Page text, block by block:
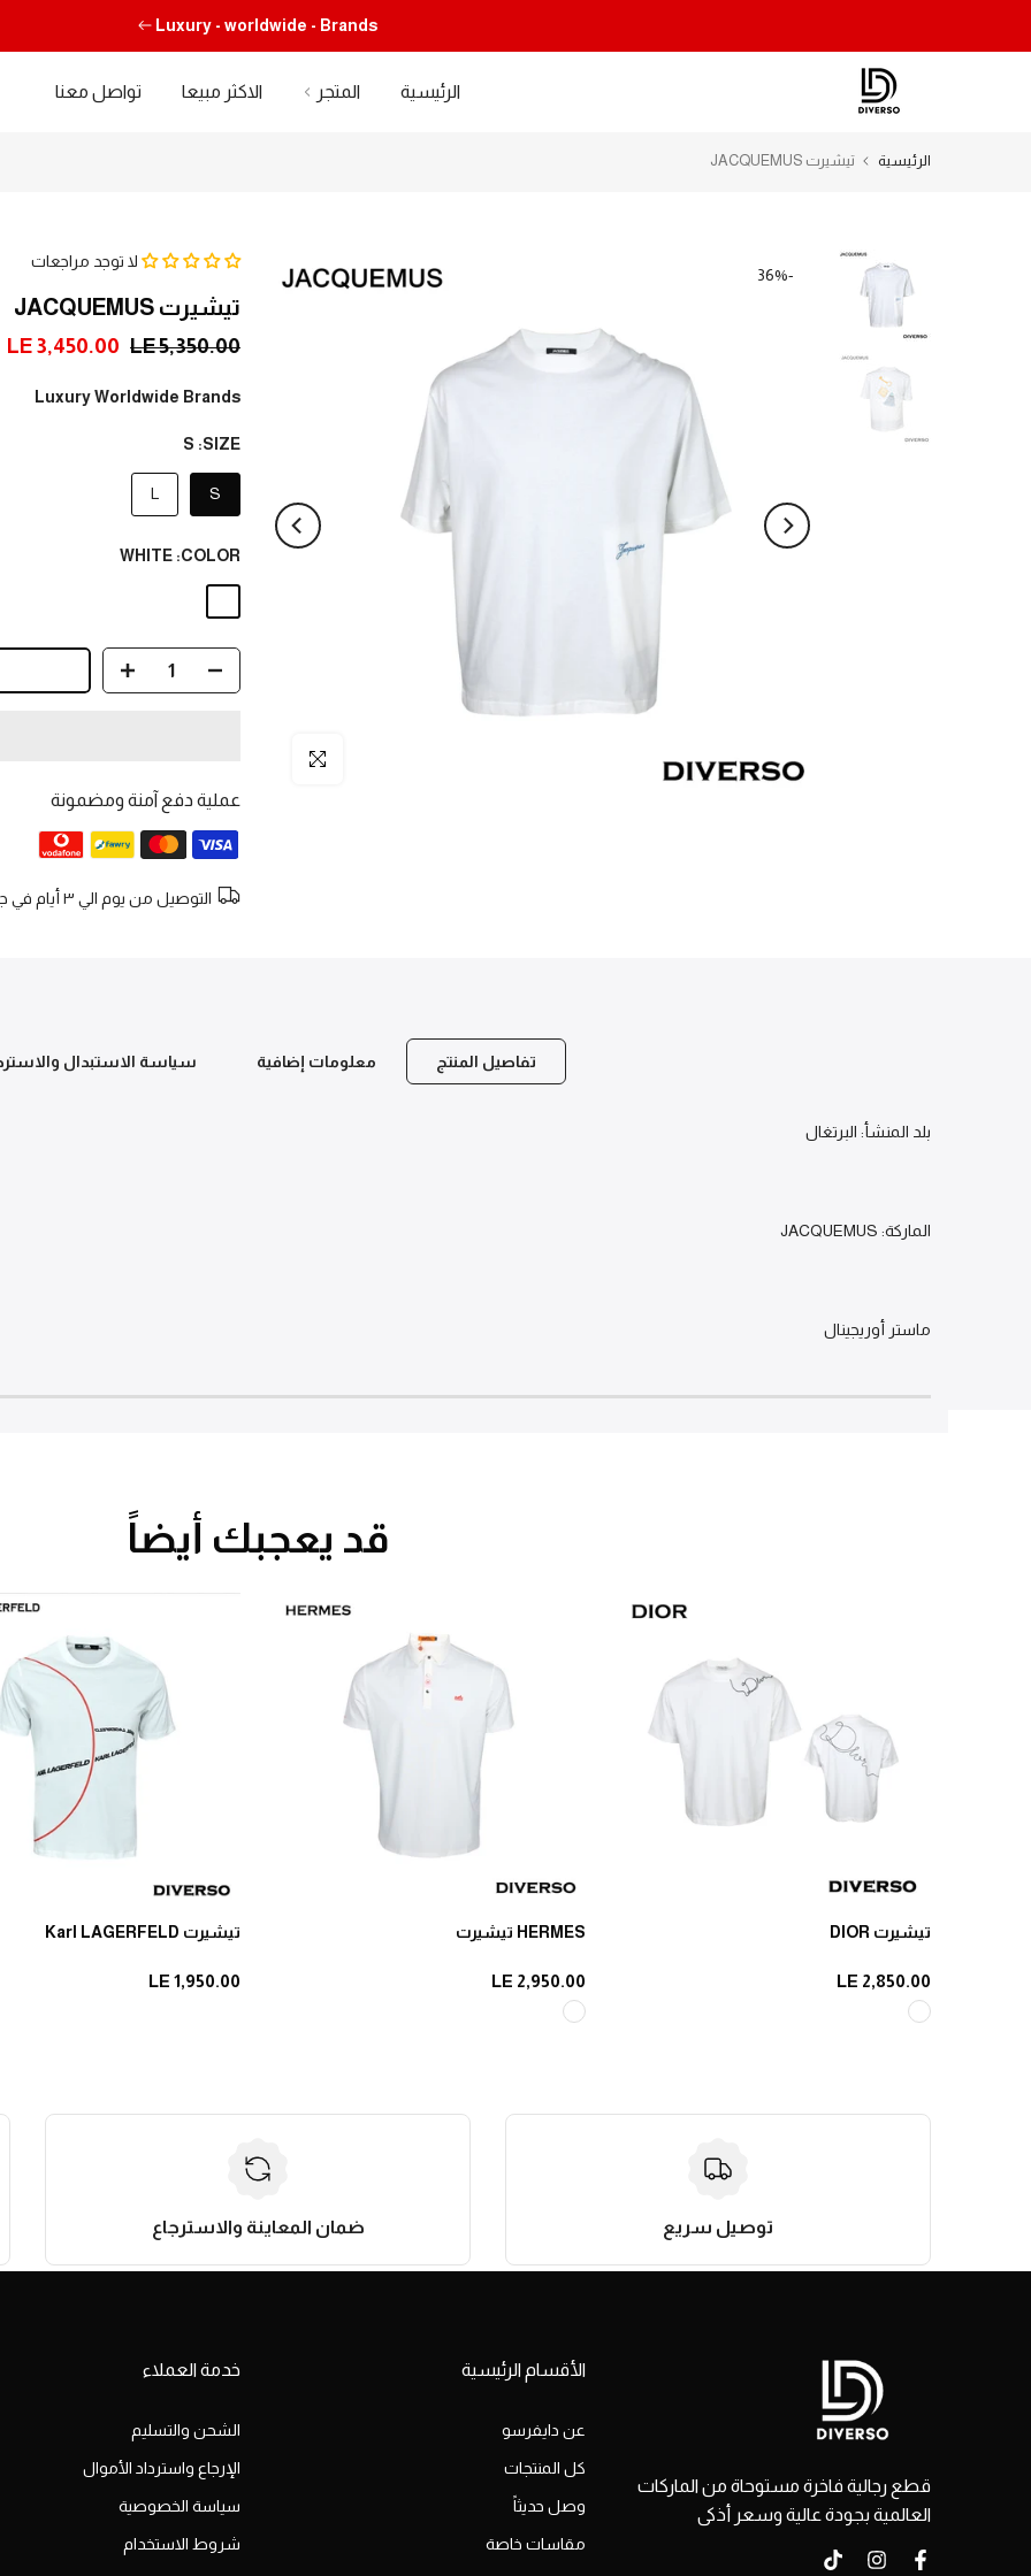
إلى
Luxury - worldwide - Brands
الرئيسية المتجر الاكثر مبيعا تواصل معنا
الرئيسية تيشيرت JACQUEMUS
-36%
انقر للتكبير
لا توجد مراجعات
تيشيرت JACQUEMUS
LE 5,350.00
LE 3,450.00
Luxury Worldwide Brands
SIZE:
S
S
L
COLOR:
WHITE
عملية دفع آمنة ومضمونة
التوصيل من يوم الي ٣ أيام في جميع انحاء الجمهورية
تفاصيل المنتج معلومات إضافية سياسة الاستبدال
بلد المنشأ: البرتغال
الماركة: JACQUEMUS
ماستر أوريجينال
قد يعجبك أيضاً
تيشيرت DIOR
LE 2,850.00
HERMES تيشيرت
LE 2,950.00
تيشيرت Karl LAGERFELD
LE 1,950.00
توصيل سريع ضمان المعاينة والاسترجاع
قطع رجالية فاخرة مستوحاة من الماركات
العالمية بجودة عالية وسعر أذكى
الأقسام الرئيسية
عن دايفرسو
كل المنتجات
وصل حديثاً
مقاسات خاصة
خدمة العملاء
الشحن والتسليم
الإرجاع واسترداد الأموال
سياسة الخصوصية
شروط الاستخدام